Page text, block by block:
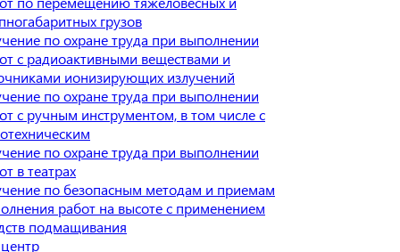
грузов
по охране труда при выполнении
с радиоактивными веществами и
ионизирующих излучений
по охране труда при выполнении
с ручным инструментом, в том числе с
по охране труда при выполнении
в театрах
по безопасным методам и приемам
работ на высоте с применением
подмащивания